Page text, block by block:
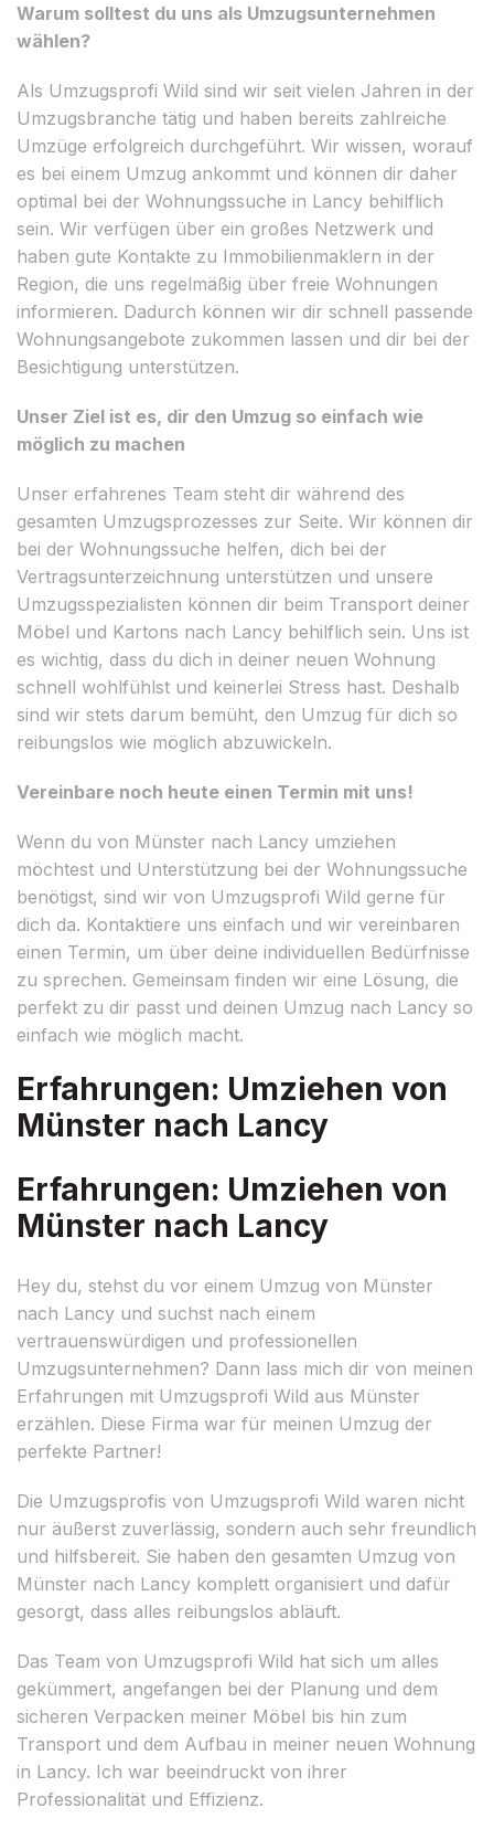
Warum solltest du uns als Umzugsunternehmen
wählen?
Als Umzugsprofi Wild sind wir seit vielen Jahren in der
Umzugsbranche tätig und haben bereits zahlreiche
Umzüge erfolgreich durchgeführt. Wir wissen, worauf
es bei einem Umzug ankommt und können dir daher
optimal bei der Wohnungssuche in Lancy behilflich
sein. Wir verfügen über ein großes Netzwerk und
haben gute Kontakte zu Immobilienmaklern in der
Region, die uns regelmäßig über freie Wohnungen
informieren. Dadurch können wir dir schnell passende
Wohnungsangebote zukommen lassen und dir bei der
Besichtigung unterstützen.
Unser Ziel ist es, dir den Umzug so einfach wie
möglich zu machen
Unser erfahrenes Team steht dir während des
gesamten Umzugsprozesses zur Seite. Wir können dir
bei der Wohnungssuche helfen, dich bei der
Vertragsunterzeichnung unterstützen und unsere
Umzugsspezialisten können dir beim Transport deiner
Möbel und Kartons nach Lancy behilflich sein. Uns ist
es wichtig, dass du dich in deiner neuen Wohnung
schnell wohlfühlst und keinerlei Stress hast. Deshalb
sind wir stets darum bemüht, den Umzug für dich so
reibungslos wie möglich abzuwickeln.
Vereinbare noch heute einen Termin mit uns!
Wenn du von Münster nach Lancy umziehen
möchtest und Unterstützung bei der Wohnungssuche
benötigst, sind wir von Umzugsprofi Wild gerne für
dich da. Kontaktiere uns einfach und wir vereinbaren
einen Termin, um über deine individuellen Bedürfnisse
zu sprechen. Gemeinsam finden wir eine Lösung, die
perfekt zu dir passt und deinen Umzug nach Lancy so
einfach wie möglich macht.
Erfahrungen: Umziehen von
Münster nach Lancy
Erfahrungen: Umziehen von
Münster nach Lancy
Hey du, stehst du vor einem Umzug von Münster
nach Lancy und suchst nach einem
vertrauenswürdigen und professionellen
Umzugsunternehmen? Dann lass mich dir von meinen
Erfahrungen mit Umzugsprofi Wild aus Münster
erzählen. Diese Firma war für meinen Umzug der
perfekte Partner!
Die Umzugsprofis von Umzugsprofi Wild waren nicht
nur äußerst zuverlässig, sondern auch sehr freundlich
und hilfsbereit. Sie haben den gesamten Umzug von
Münster nach Lancy komplett organisiert und dafür
gesorgt, dass alles reibungslos abläuft.
Das Team von Umzugsprofi Wild hat sich um alles
gekümmert, angefangen bei der Planung und dem
sicheren Verpacken meiner Möbel bis hin zum
Transport und dem Aufbau in meiner neuen Wohnung
in Lancy. Ich war beeindruckt von ihrer
Professionalität und Effizienz.